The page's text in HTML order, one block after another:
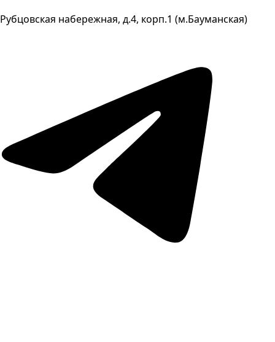
Рубцовская набережная, д.4, корп.1 (м.Бауманская)